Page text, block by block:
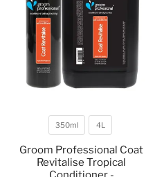
Pojemność
350ml 4L
Groom Professional Coat
Revitalise Tropical